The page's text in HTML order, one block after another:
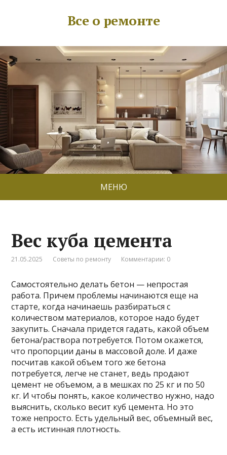
Все о ремонте
МЕНЮ
Вес куба цемента
21.05.2025 Советы по ремонту Комментарии: 0
Самостоятельно делать бетон — непростая
работа. Причем проблемы начинаются еще на
старте, когда начинаешь разбираться с
количеством материалов, которое надо будет
закупить. Сначала придется гадать, какой объем
бетона/раствора потребуется. Потом окажется,
что пропорции даны в массовой доле. И даже
посчитав какой объем того же бетона
потребуется, легче не станет, ведь продают
цемент не объемом, а в мешках по 25 кг и по 50
кг. И чтобы понять, какое количество нужно, надо
выяснить, сколько весит куб цемента. Но это
тоже непросто. Есть удельный вес, объемный вес,
а есть истинная плотность.